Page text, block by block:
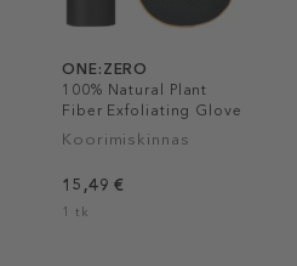
ONE:ZERO
100% Natural Plant
Fiber Exfoliating Glove
Koorimiskinnas
15,49 €
1 tk